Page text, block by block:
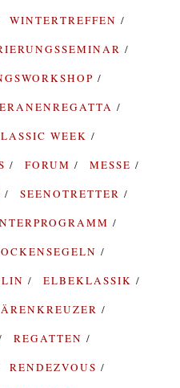
WINTERTREFFEN
WEEK
FORUM
MESSE
SEENOTRETTER
ELBEKLASSIK
REGATTEN
RENDEZVOUS